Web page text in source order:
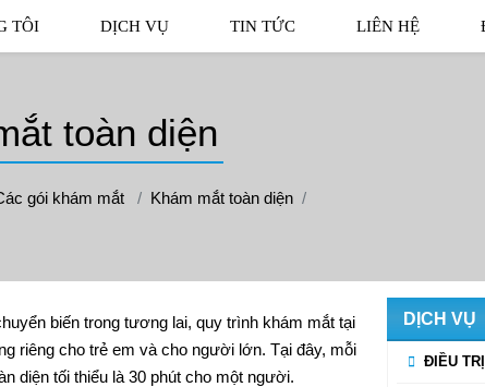
TÔI DỊCH VỤ TIN TỨC LIÊN HỆ
toàn diện
gói khám mắt Khám mắt toàn diện
biến trong tương lai, quy trình khám mắt tại
riêng cho trẻ em và cho người lớn. Tại đây, mỗi
diện tối thiểu là 30 phút cho một người.
DỊCH VỤ
ĐIỀU